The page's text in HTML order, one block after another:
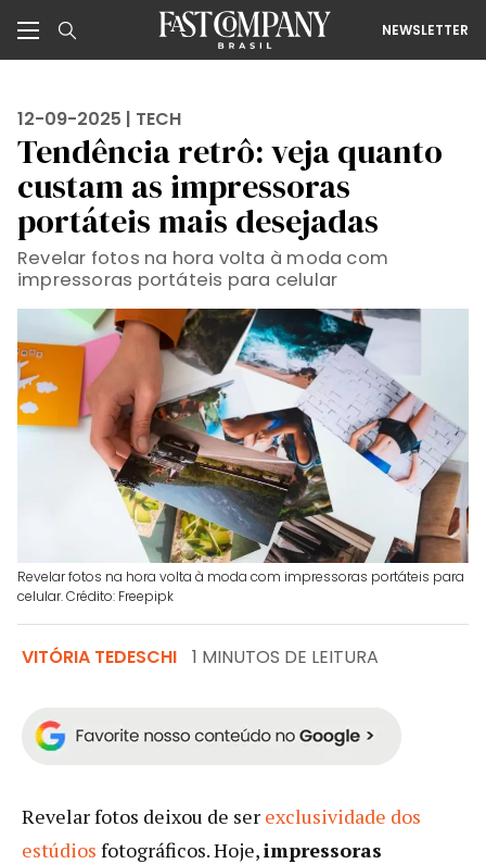
NEWSLETTER
12-09-2025 | TECH
Tendência retrô: veja quanto
custam as impressoras
portáteis mais desejadas
Revelar fotos na hora volta à moda com
impressoras portáteis para celular
Revelar fotos na hora volta à moda com impressoras portáteis para
celular. Crédito: Freepipk
VITÓRIA TEDESCHI 1 MINUTOS DE LEITURA
Revelar fotos deixou de ser exclusividade dos
estúdios fotográficos. Hoje,impressoras